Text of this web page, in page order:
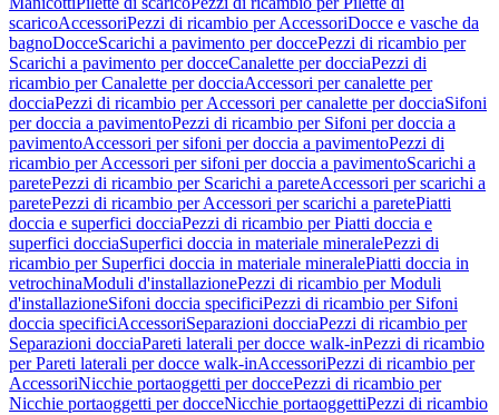
scaricoAccessoriPezzi di ricambio per AccessoriDocce e vasche da
bagnoDocceScarichi a pavimento per doccePezzi di ricambio per
Scarichi a pavimento per docceCanalette per docciaPezzi di
ricambio per Canalette per docciaAccessori per canalette per
docciaPezzi di ricambio per Accessori per canalette per docciaSifoni
per doccia a pavimentoPezzi di ricambio per Sifoni per doccia a
pavimentoAccessori per sifoni per doccia a pavimentoPezzi di
ricambio per Accessori per sifoni per doccia a pavimentoScarichi a
paretePezzi di ricambio per Scarichi a pareteAccessori per scarichi a
paretePezzi di ricambio per Accessori per scarichi a paretePiatti
doccia e superfici docciaPezzi di ricambio per Piatti doccia e
superfici docciaSuperfici doccia in materiale mineralePezzi di
ricambio per Superfici doccia in materiale mineralePiatti doccia in
vetrochinaModuli d'installazionePezzi di ricambio per Moduli
d'installazioneSifoni doccia specificiPezzi di ricambio per Sifoni
doccia specificiAccessoriSeparazioni docciaPezzi di ricambio per
Separazioni docciaPareti laterali per docce walk-inPezzi di ricambio
per Pareti laterali per docce walk-inAccessoriPezzi di ricambio per
AccessoriNicchie portaoggetti per doccePezzi di ricambio per
Nicchie portaoggetti per docceNicchie portaoggettiPezzi di ricambio